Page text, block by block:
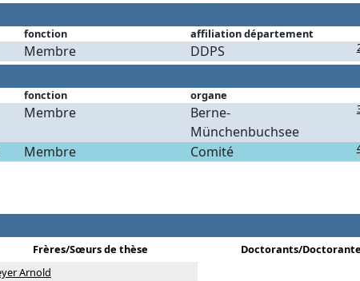
fonction affiliation département
Membre DDPS
fonction organe
Membre
Berne-
Münchenbuchsee
Membre Comité
Frères/Sœurs de thèse
Doctorants/
Arnold